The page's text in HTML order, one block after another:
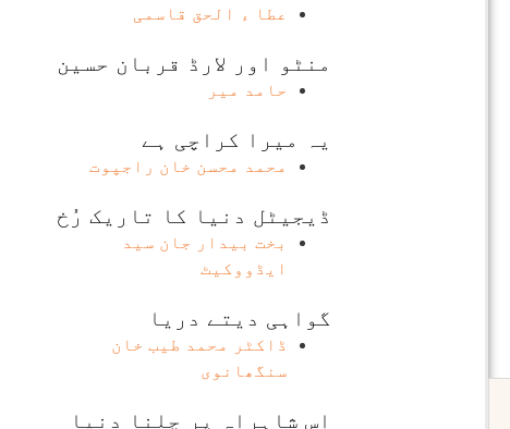
عطا ء الحق قاسمی
منٹو اور لارڈ قربان حسین
حامد میر
یہ میرا کراچی ہے
محمد محسن خان راجپوت
ڈیجیٹل دنیا کا تاریک رُخ
بخت بیدار جان سید
ایڈووکیٹ
گواہی دیتے دریا
ڈاکٹر محمد طیب خان
سنگھانوی
اس شاہراہ پر چلنا دنیا